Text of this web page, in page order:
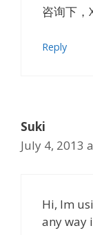
咨询下，
Reply
Suki
July 4, 2013
Hi, Im
any way